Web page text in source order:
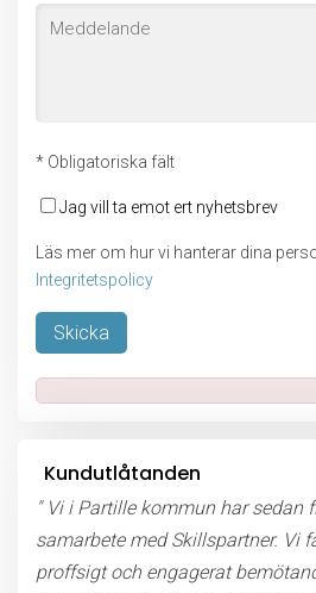
* Obligatoriska fält
Jag vill ta emot ert nyhetsbrev
Läs mer om hur vi hanterar dina
Integritetspolicy
Lämna detta fält tomt.
Kundutlåtanden
" Vi i Partille kommun har sedan
samarbete med Skillspartner. Vi
proffsigt och engagerat